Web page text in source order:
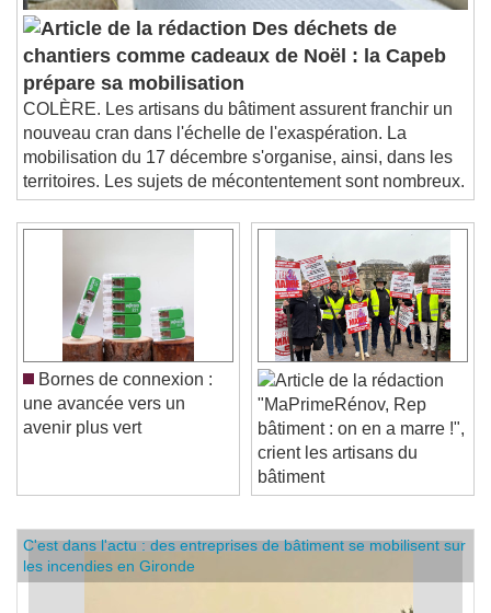
Des déchets de
chantiers comme cadeaux de Noël : la Capeb
prépare sa mobilisation
COLÈRE. Les artisans du bâtiment assurent franchir un
nouveau cran dans l'échelle de l'exaspération. La
mobilisation du 17 décembre s'organise, ainsi, dans les
territoires. Les sujets de mécontentement sont nombreux.
Bornes de connexion :
une avancée vers un
"MaPrimeRénov, Rep
bâtiment : on en a marre !",
crient les artisans du
bâtiment
C'est dans l'actu : des entreprises de bâtiment se mobilisent sur
les incendies en Gironde